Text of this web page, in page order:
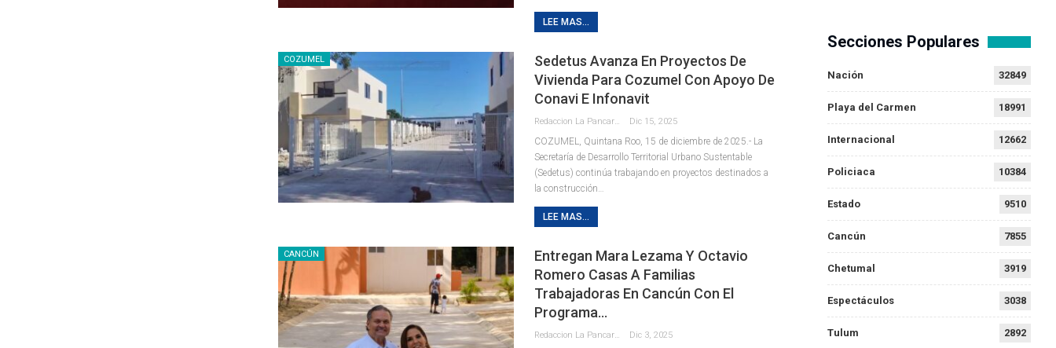
LEE MAS...
COZUMEL
Sedetus Avanza En Proyectos De
Vivienda Para Cozumel Con Apoyo De
Conavi E Infonavit
Dic 15, 2025
COZUMEL, Quintana Roo, 15 de diciembre de 2025.- La
Secretaría de Desarrollo Territorial Urbano Sustentable
(Sedetus) continúa trabajando en proyectos destinados a
la construcción
LEE MAS...
CANCÚN
Entregan Mara Lezama Y Octavio
Romero Casas A Familias
Trabajadoras En Cancún Con El
Programa…
Dic 3, 2025
Secciones Populares
Nación 32849
Playa del Carmen 18991
Internacional 12662
Policiaca 10384
Estado 9510
Cancún 7855
Chetumal 3919
Espectáculos 3038
Tulum 2892